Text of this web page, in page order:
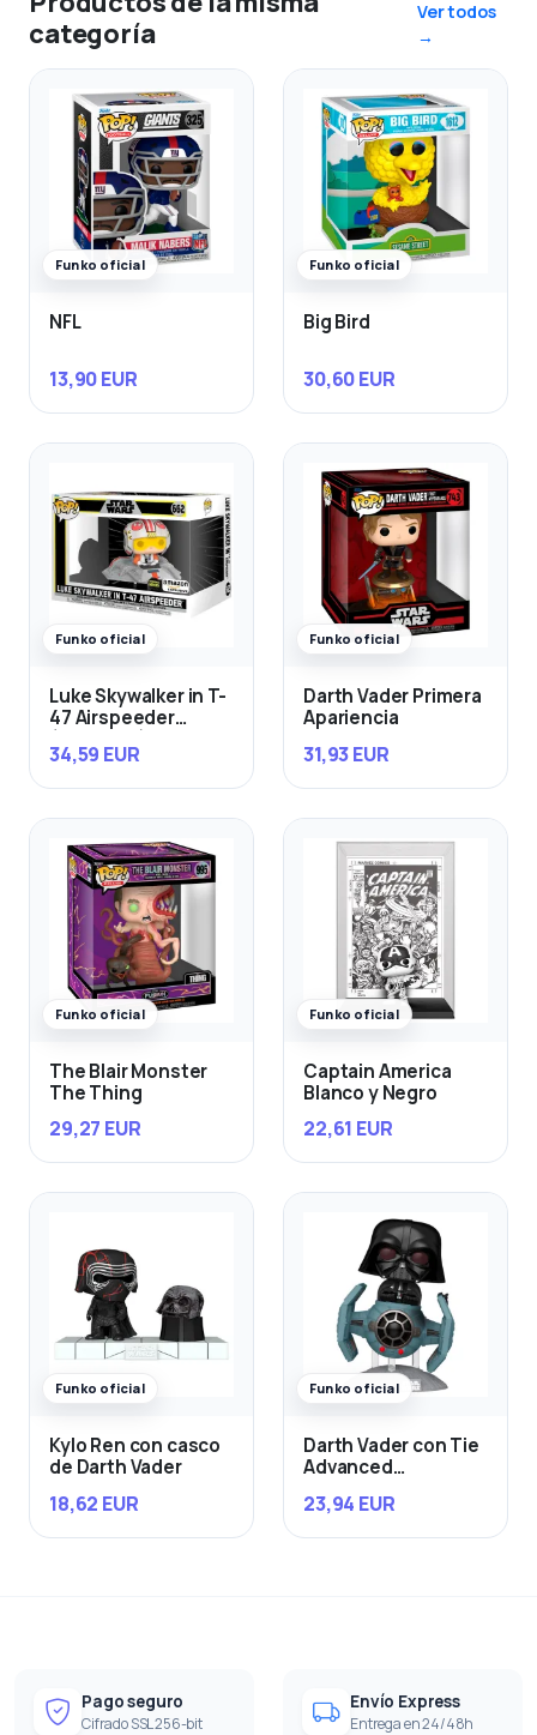
categoría
Ver todos
→
Funko oficial
NFL
13,90 EUR
Funko oficial
Big Bird
30,60 EUR
Funko oficial
Luke Skywalker in T-
47 Airspeeder
34,59 EUR
Funko oficial
Darth Vader Primera
Apariencia
31,93 EUR
Funko oficial
The Blair Monster
The Thing
29,27 EUR
Funko oficial
Captain America
Blanco y Negro
22,61 EUR
Funko oficial
Kylo Ren con casco
de Darth Vader
18,62 EUR
Funko oficial
Darth Vader con Tie
Advanced
23,94 EUR
Pago seguro
Cifrado SSL 256-bit
Envío Express
Entrega en 24/48h